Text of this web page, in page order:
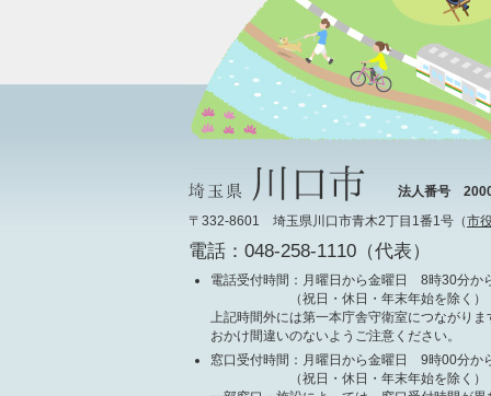
法人番号
〒332-8601 埼玉県川口市青木2丁目1番1号（市
電話：048-258-1110（代表）
電話受付時間 ：月曜日から金曜日 8時30分か
（祝日・休日・年末年始を除く）
上記時間外には第一本庁舎守衛室につながり
おかけ間違いのないようご注意ください。
窓口受付時間 ：月曜日から金曜日 9時00分か
（祝日・休日・年末年始を除く）